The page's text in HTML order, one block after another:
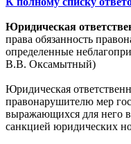
Юридическая
права обязанность
определенные
В.В. Оксамытный)
Юридическая
правонарушителю мер
выражающихся для него
санкцией юридических